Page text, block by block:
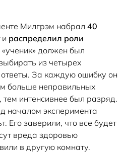
Милгрэм набрал 40
и распределил роли
«ученик» должен был
из четырех
За каждую ошибку он
больше неправильных
тем интенсивнее был разряд.
началом эксперимента
Его заверили, что все будет
вреда здоровью
в другую комнату.